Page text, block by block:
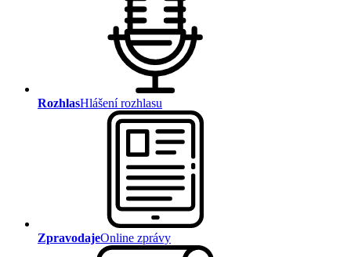
RozhlasHlášení rozhlasu
ZpravodajeOnline zprávy